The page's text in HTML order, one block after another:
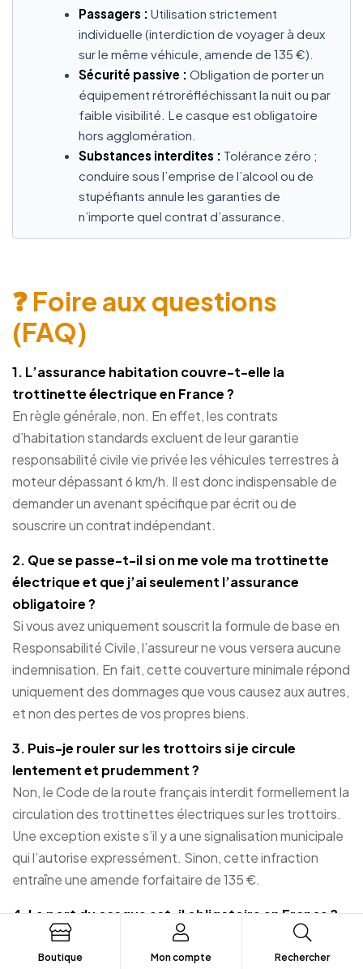
Passagers : Utilisation strictement
individuelle (interdiction de voyager à deux
sur le même véhicule, amende de 135 €).
Sécurité passive : Obligation de porter un
équipement rétroréfléchissant la nuit ou par
faible visibilité. Le casque est obligatoire
hors agglomération.
Substances interdites : Tolérance zéro ;
conduire sous l’emprise de l’alcool ou de
stupéfiants annule les garanties de
n’importe quel contrat d’assurance.
❓ Foire aux questions
(FAQ)
1. L’assurance habitation couvre-t-elle la
trottinette électrique en France ?
En règle générale, non. En effet, les contrats
d’habitation standards excluent de leur garantie
responsabilité civile vie privée les véhicules terrestres à
moteur dépassant 6 km/h. Il est donc indispensable de
demander un avenant spécifique par écrit ou de
souscrire un contrat indépendant.
2. Que se passe-t-il si on me vole ma trottinette
électriqueet que j’ai seulement l’assurance
obligatoire ?
Si vous avez uniquement souscrit la formule de base en
Responsabilité Civile, l’assureur ne vous versera aucune
indemnisation. En fait, cette couverture minimale répond
uniquement des dommages que vous causez aux autres,
et non des pertes de vos propres biens.
3. Puis-je rouler sur les trottoirs si je circule
lentement et prudemment ?
Non, le Code de la route français interdit formellement la
circulation des trottinettes électriques sur les trottoirs.
Une exception existe s’il y a une signalisation municipale
qui l’autorise expressément. Sinon, cette infraction
entraîne une amende forfaitaire de 135 €.
4. Le port du casque est-il obligatoire en France ?
En agglomération, son utilisation est fortement
recommandée mais non obligatoire pour les personnes
Boutique Mon compte Rechercher